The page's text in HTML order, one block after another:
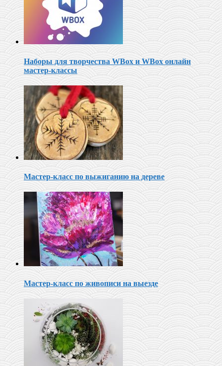
Наборы для творчества WBox и WBox онлайн
мастер-классы
Мастер-класс по выжиганию на дереве
Мастер-класс по живописи на выезде